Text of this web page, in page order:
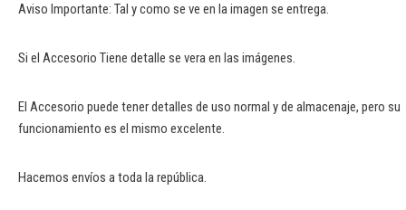
Aviso Importante: Tal y como se ve en la imagen se entrega.
Si el Accesorio Tiene detalle se vera en las imágenes.
El Accesorio puede tener detalles de uso normal y de almacenaje, pero su
funcionamiento es el mismo excelente.
Hacemos envíos a toda la república.